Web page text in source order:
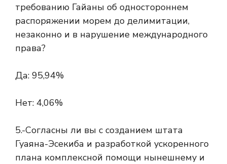
требованию Гайаны об одностороннем
распоряжении морем до делимитации,
незаконно и в нарушение международного
права?
Да: 95,94%
Нет: 4,06%
5.-Согласны ли вы с созданием штата
Гуаяна-Эсекиба и разработкой ускоренного
плана комплексной помощи нынешнему и